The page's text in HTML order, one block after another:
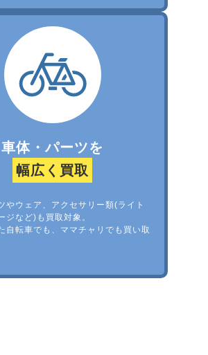
車体・パーツを
幅広く買取
やウェア、アクセサリー類(ライト
ジなど)も買取対象。
自転車でも、ママチャリでも買い取